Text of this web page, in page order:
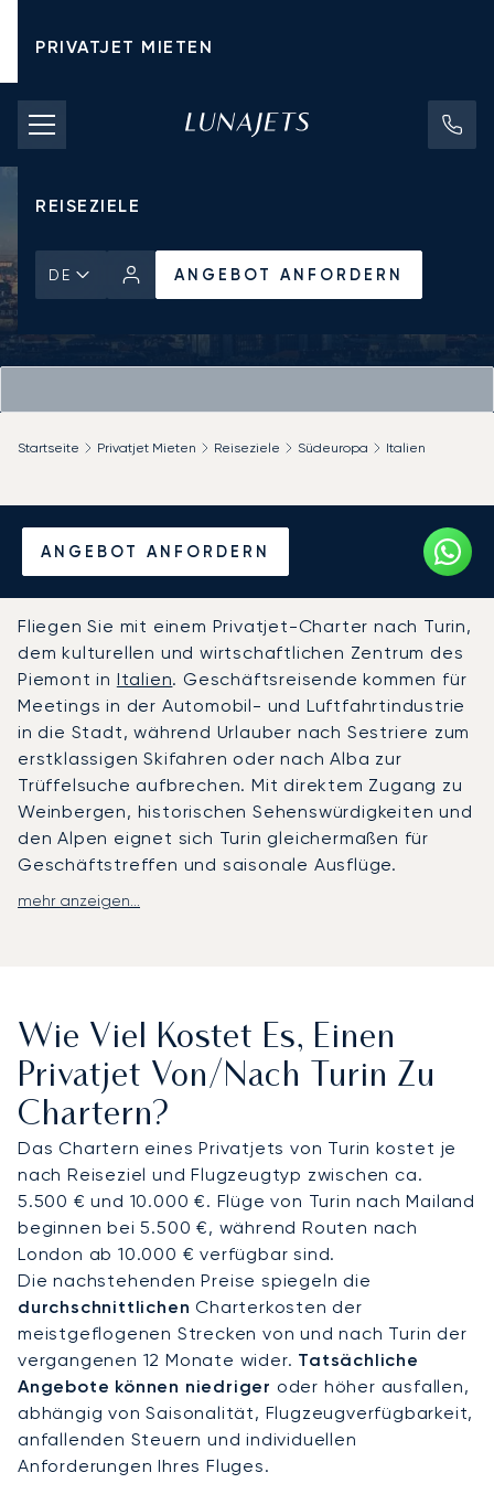
PRIVATJET MIETEN
CHARTERPREISE
PRIVATJETS
REISEZIELE
DE ANGEBOT ANFORDERN
ANGEBOT ANFORDERN
Startseite Privatjet Mieten Reiseziele Südeuropa Italien
Mieten Sie einen Privatjet
von/nach Turin
Fliegen Sie mit einem Privatjet-Charter nach Turin,
dem kulturellen und wirtschaftlichen Zentrum des
Piemont in Italien. Geschäftsreisende kommen für
Meetings in der Automobil- und Luftfahrtindustrie
in die Stadt, während Urlauber nach Sestriere zum
erstklassigen Skifahren oder nach Alba zur
Trüffelsuche aufbrechen. Mit direktem Zugang zu
Weinbergen, historischen Sehenswürdigkeiten und
den Alpen eignet sich Turin gleichermaßen für
Geschäftstreffen und saisonale Ausflüge.
LunaJets organisiert Privatflüge zu den Flughäfen
Hubschraubertransfers arrangiert werden.
Sestriere ist nur 30 Minuten entfernt (im Vergleich
zu einer 1,5-stündigen Autofahrt), Courmayeur 35
Minuten und Cervinia 38 Minuten. An Bord Ihres
Privatjets genießen Sie maßgeschneiderte
Verpflegung, exquisiten Komfort und diskreten
Service in jeder Phase Ihrer Reise.
Mit zwei Jahrzehnten Erfahrung bietet LunaJets
Argus®-zertifizierte Sicherheit und flexible
Charterlösungen, denen weltweit vertraut wird.
Unser transparenter Ansatz schafft Vertrauen bei
anspruchsvollen Reisenden. In Turin bedeutet
dies, den Zugang zu Skigebieten in der
Hochsaison zu sichern, diskrete Ankünfte auf
Weingütern zu arrangieren und reibungslose
Verbindungen zu benachbarten Drehkreuzen in
ganz Italien und den Alpen herzustellen.
mehr anzeigen...
Wie Viel Kostet Es, Einen
Privatjet Von/nach Turin Zu
Chartern?
Das Chartern eines Privatjets von Turin kostet je
nach Reiseziel und Flugzeugtyp zwischen ca.
5.500 € und 10.000 €. Flüge von Turin nach Mailand
beginnen bei 5.500 €, während Routen nach
London ab 10.000 € verfügbar sind.
Die nachstehenden Preise spiegeln die
durchschnittlichen Charterkosten der
meistgeflogenen Strecken von und nach Turin der
vergangenen 12 Monate wider. Tatsächliche
Angebote können niedriger oder höher ausfallen,
abhängig von Saisonalität, Flugzeugverfügbarkeit,
anfallenden Steuern und individuellen
Anforderungen Ihres Fluges.